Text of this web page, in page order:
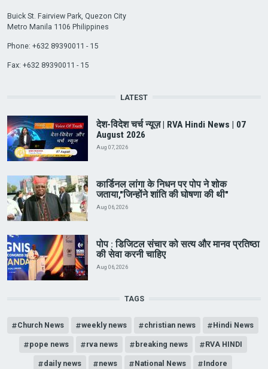
Buick St. Fairview Park, Quezon City
Metro Manila 1106 Philippines
Phone: +632 89390011 - 15
Fax: +632 89390011 - 15
LATEST
देश-विदेश चर्च न्यूज़ | RVA Hindi News | 07
August 2026
Aug 07, 2026
कार्डिनल लांगा के निधन पर पोप ने शोक
जताया,"जिन्होंने शांति की घोषणा की थी"
Aug 06, 2026
पोप : डिजिटल संचार को सत्य और मानव प्रतिष्ठा
की सेवा करनी चाहिए
Aug 06, 2026
TAGS
Church News weekly news christian news Hindi News
pope news rva news breaking news RVA HINDI
daily news news National News Indore